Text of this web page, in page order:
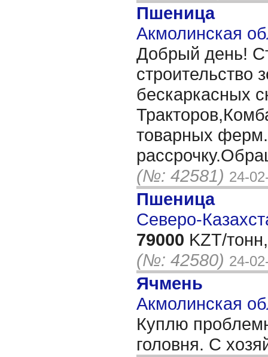
Пшеница
Акмолинская
Добрый день!
строительство
бескаркасных
товарных
(№: 42581) 24-
Пшеница
Северо-
79000 KZT/тонн,
(№: 42580) 24-
Ячмень
Акмолинская
Куплю
головня. С